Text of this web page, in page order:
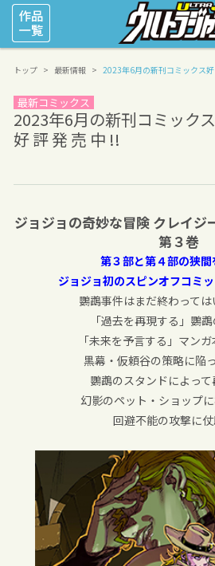
トップ 最新情報 2023年6月の新刊コミックス
最新コミックス
2023年6月の新刊コミックス
好 評 発 売 中 !!
ジョジョの奇妙な冒険 クレイ
第３巻
第３部と第４部の狭間
ジョジョ初のスピンオフコミ
鸚鵡事件はまだ終わっては
「過去を再現する」鸚鵡
「未来を予言する」マン
黒幕・仮頼谷の策略に陥
鸚鵡のスタンドによっ
幻影のペット・ショップ
回避不能の攻撃に仗